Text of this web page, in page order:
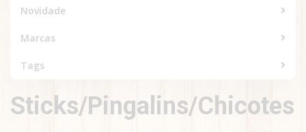
Novidade
Marcas
Tags
Sticks/Pingalins/Chicotes